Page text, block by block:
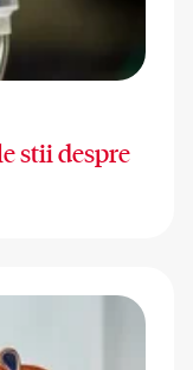
stii despre